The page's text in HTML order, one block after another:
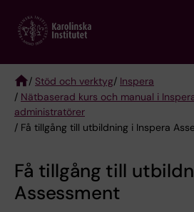
main
Breadcrumb
/ Stöd och verktyg/ Inspera
/ Nätbaserad kurs och manual i
administratörer
/ Få tillgång till utbildning i Inspera
Få tillgång till
Assessment